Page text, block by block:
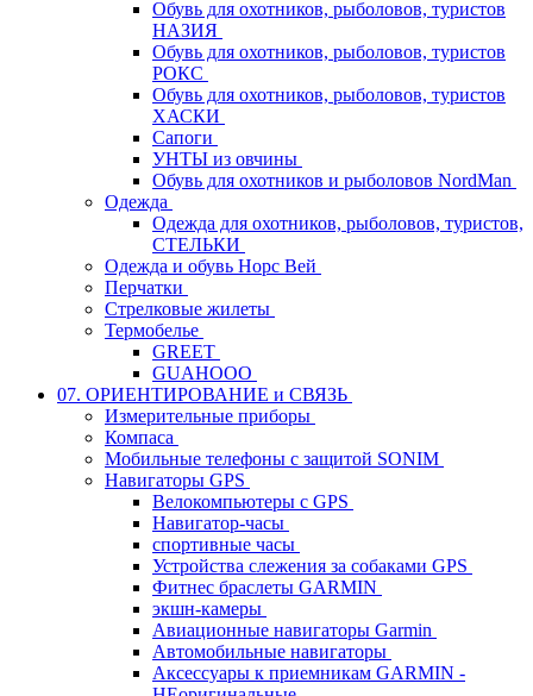
Обувь для охотников, рыболовов, туристов
НАЗИЯ
Обувь для охотников, рыболовов, туристов
РОКС
Обувь для охотников, рыболовов, туристов
ХАСКИ
Сапоги
УНТЫ из овчины
Обувь для охотников и рыболовов NordMan
Одежда
Одежда для охотников, рыболовов, туристов,
СТЕЛЬКИ
Одежда и обувь Норс Вей
Перчатки
Стрелковые жилеты
Термобелье
GREET
GUAHOOO
07. ОРИЕНТИРОВАНИЕ и СВЯЗЬ
Измерительные приборы
Компаса
Мобильные телефоны с защитой SONIM
Навигаторы GPS
Велокомпьютеры с GPS
Навигатор-часы
спортивные часы
Устройства слежения за собаками GPS
Фитнес браслеты GARMIN
экшн-камеры
Авиационные навигаторы Garmin
Автомобильные навигаторы
Аксессуары к приемникам GARMIN -